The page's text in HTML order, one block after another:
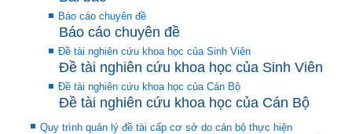
Báo cáo chuyên đề
Báo cáo chuyên đề
Đề tài nghiên cứu khoa học của Sinh Viên
Đề tài nghiên cứu khoa học của Sinh Viên
Đề tài nghiên cứu khoa học của Cán Bộ
Đề tài nghiên cứu khoa học của Cán Bộ
Quy trình quản lý đề tài cấp cơ sở do cán bộ thực hiện